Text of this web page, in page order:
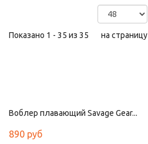
Показано 1 - 35 из 35 на страницу
Воблер плавающий Savage Gear...
890 руб